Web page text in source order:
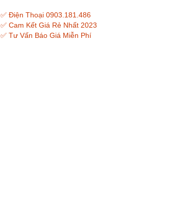
✅ Điện Thoại 0903.181.486
✅ Cam Kết Giá Rẻ Nhất 2023
✅ Tư Vấn Báo Giá Miễn Phí